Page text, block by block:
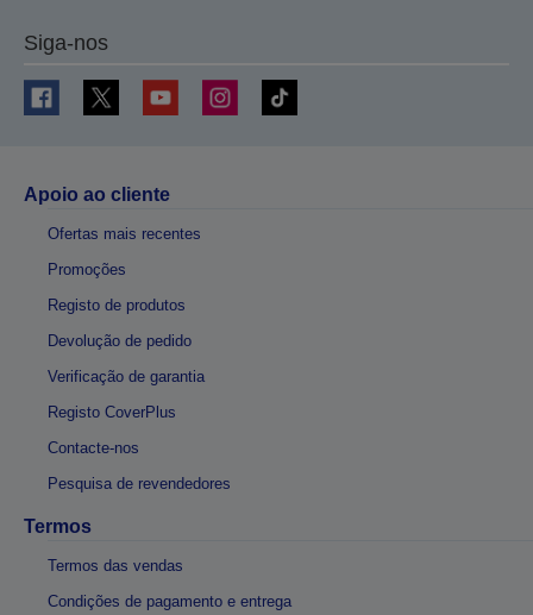
Siga-nos
Apoio ao cliente
Ofertas mais recentes
Promoções
Registo de produtos
Devolução de pedido
Verificação de garantia
Registo CoverPlus
Contacte-nos
Pesquisa de revendedores
Termos
Termos das vendas
Condições de pagamento e entrega